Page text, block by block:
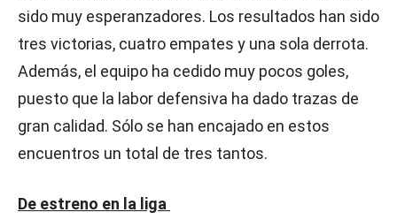
sido muy esperanzadores. Los resultados han sido
tres victorias, cuatro empates y una sola derrota.
Además, el equipo ha cedido muy pocos goles,
puesto que la labor defensiva ha dado trazas de
gran calidad. Sólo se han encajado en estos
encuentros un total de tres tantos.
De estreno en la liga